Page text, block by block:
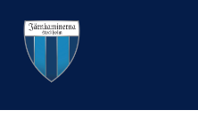
innehåll